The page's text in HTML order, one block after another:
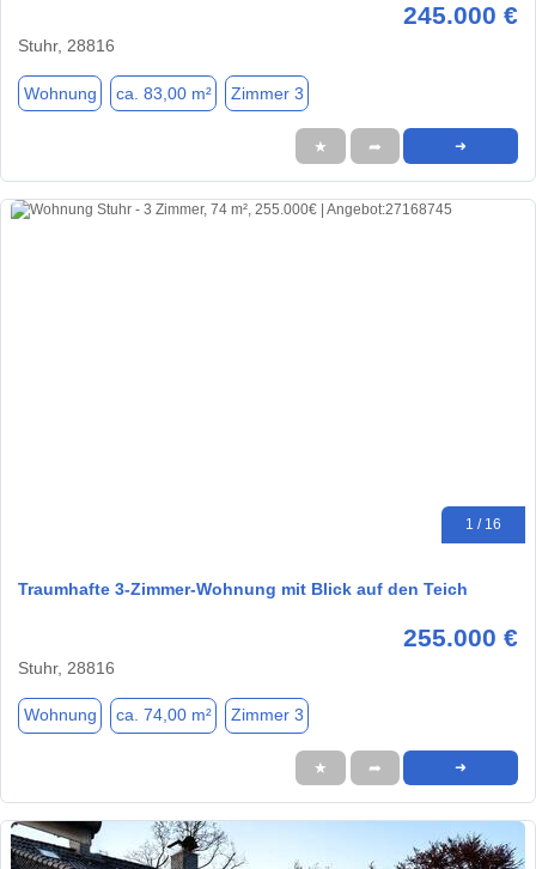
245.000 €
Stuhr, 28816
Wohnung ca. 83,00 m² Zimmer 3
★ ➦ ➜
1 / 16
Traumhafte 3-Zimmer-Wohnung mit Blick auf den Teich
255.000 €
Stuhr, 28816
Wohnung ca. 74,00 m² Zimmer 3
★ ➦ ➜